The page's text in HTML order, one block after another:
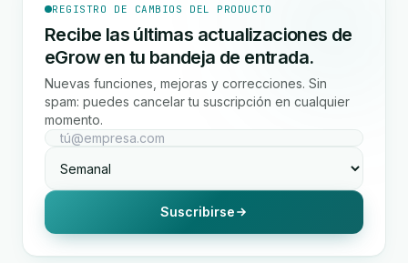
REGISTRO DE CAMBIOS DEL PRODUCTO
Recibe las últimas actualizaciones de
eGrow en tu bandeja de entrada.
Nuevas funciones, mejoras y correcciones. Sin
spam: puedes cancelar tu suscripción en cualquier
momento.
Suscribirse